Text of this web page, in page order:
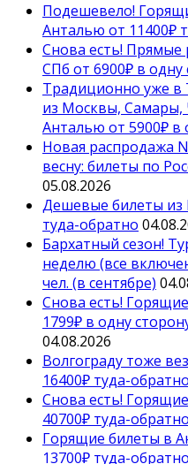
Подешевело!
Анталью от 11400₽
Снова есть! Прямые
СПб от 6900₽ в одну
Традиционно уже в
из Москвы, Самары,
Анталью от 5900₽ в
Новая распродажа
весну: билеты по
05.08.2026
Дешевые билеты из
туда-обратно
Бархатный сезон!
неделю (все
чел. (в сентябре)
Снова есть!
1799₽ в одну
04.08.2026
Волгограду тоже
16400₽ туда-обратно
Снова есть!
40700₽ туда-обратно
Горящие билеты в
13700₽ туда-